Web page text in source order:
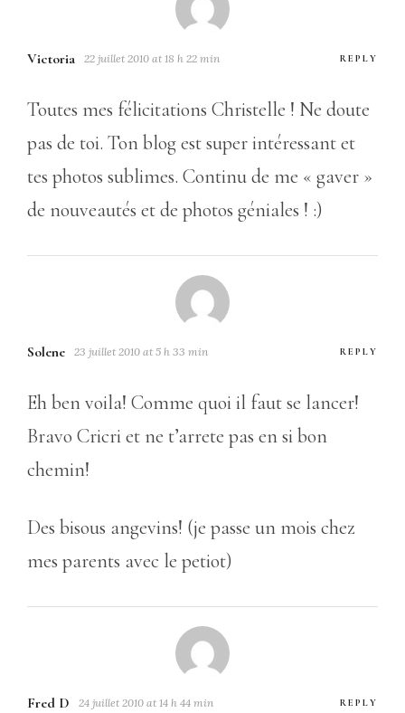
Victoria 22 juillet 2010 at 18 h 22 min REPLY
Toutes mes félicitations Christelle ! Ne doute
pas de toi. Ton blog est super intéressant et
tes photos sublimes. Continu de me « gaver »
de nouveautés et de photos géniales ! :)
Solene 23 juillet 2010 at 5 h 33 min REPLY
Eh ben voila! Comme quoi il faut se lancer!
Bravo Cricri et ne t’arrete pas en si bon
chemin!
Des bisous angevins! (je passe un mois chez
mes parents avec le petiot)
Fred D 24 juillet 2010 at 14 h 44 min REPLY